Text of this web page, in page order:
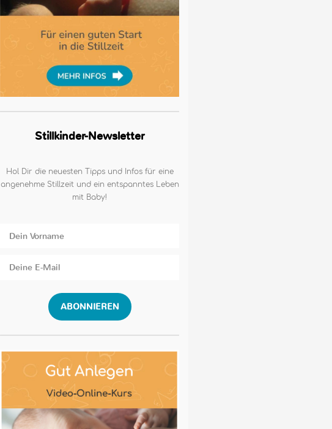
Stillkinder-Newsletter
Hol Dir die neuesten Tipps und Infos für eine
angenehme Stillzeit und ein entspanntes Leben
mit Baby!
ABONNIEREN